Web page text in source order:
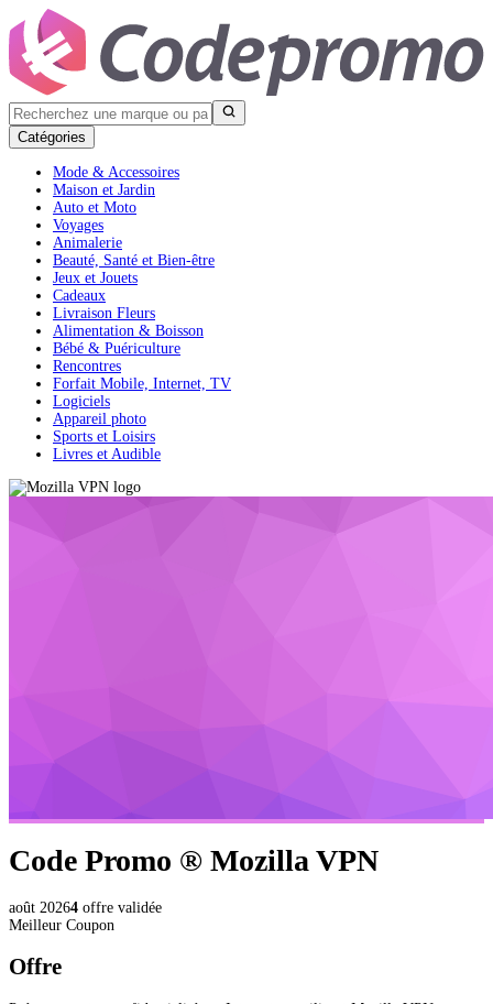
Catégories
Mode & Accessoires
Maison et Jardin
Auto et Moto
Voyages
Animalerie
Beauté, Santé et Bien-être
Jeux et Jouets
Cadeaux
Livraison Fleurs
Alimentation & Boisson
Bébé & Puériculture
Rencontres
Forfait Mobile, Internet, TV
Logiciels
Appareil photo
Sports et Loisirs
Livres et Audible
Code Promo ® Mozilla VPN
août 20264 offre validée
Meilleur Coupon
Offre